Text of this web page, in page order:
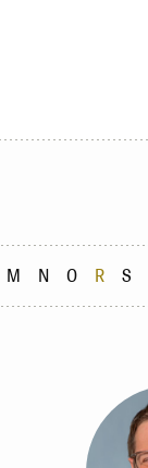
M N O R S